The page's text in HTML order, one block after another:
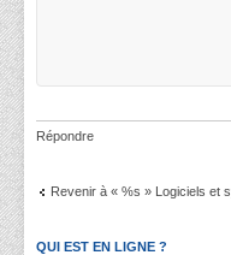
Répondre
Revenir à « %s » Logiciels et
QUI EST EN LIGNE ?